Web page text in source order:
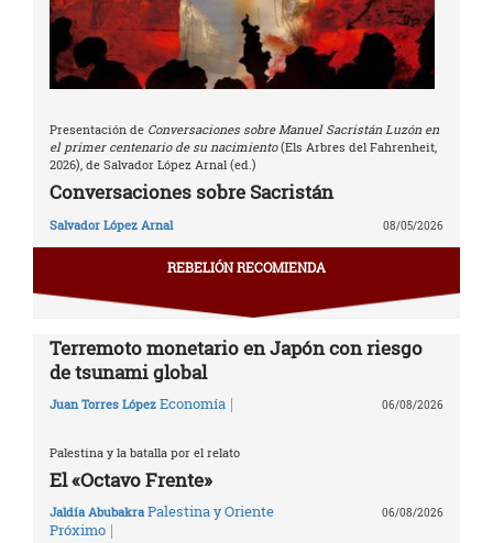
Presentación de Conversaciones sobre Manuel Sacristán Luzón en
el primer centenario de su nacimiento(Els Arbres del Fahrenheit,
2026), de Salvador López Arnal (ed.)
Conversaciones sobre Sacristán
Salvador López Arnal 08/05/2026
REBELIÓN RECOMIENDA
Terremoto monetario en Japón con riesgo
de tsunami global
Juan Torres López Economía | 06/08/2026
Palestina y la batalla por el relato
El «Octavo Frente»
Jaldía Abubakra Palestina y Oriente
Próximo |
06/08/2026